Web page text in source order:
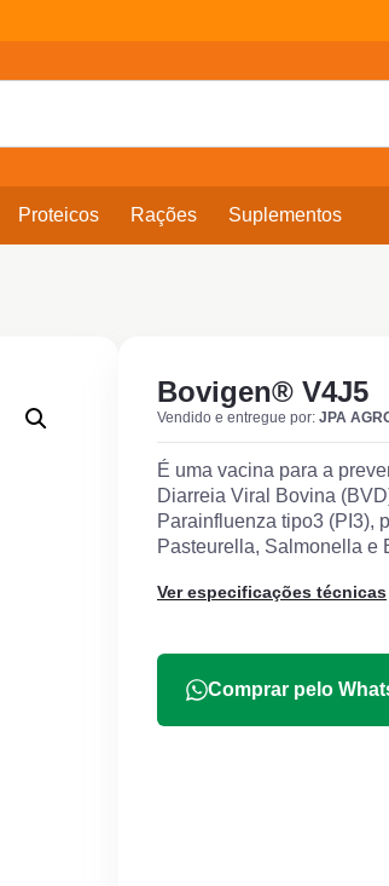
Proteicos Rações Suplementos
Bovigen® V4J5
Vendido e entregue por: JPA
É uma vacina para a
Diarreia Viral Bovina
Parainfluenza tipo3 (PI3),
Pasteurella, Salmonella e
Ver especificações técnicas
Comprar pelo